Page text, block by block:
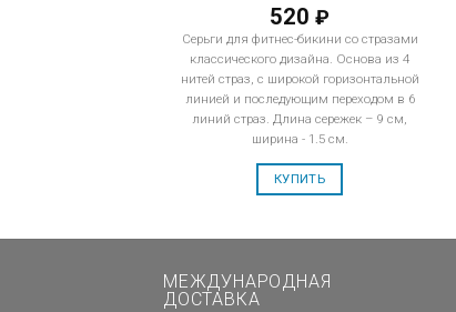
520₽
Серьги для фитнес-бикини со стразами
классического дизайна. Основа из 4
нитей страз, с широкой горизонтальной
линией и последующим переходом в 6
линий страз. Длина сережек – 9 см,
ширина - 1.5 см.
КУПИТЬ
МЕЖДУНАРОДНАЯ
ДОСТАВКА